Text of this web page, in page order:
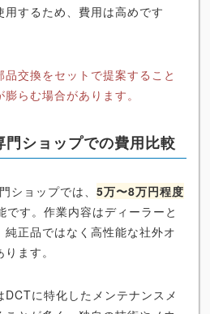
用するため、費用は高めです
交換をセットで提案すること
らむ場合があります。
門ショップでの費用比較
ショップでは、 5万〜8万円程度
です。作業内容はディーラーと
正品ではなく高性能な社外オ
ます。
DCTに特化したメンテナンスメ